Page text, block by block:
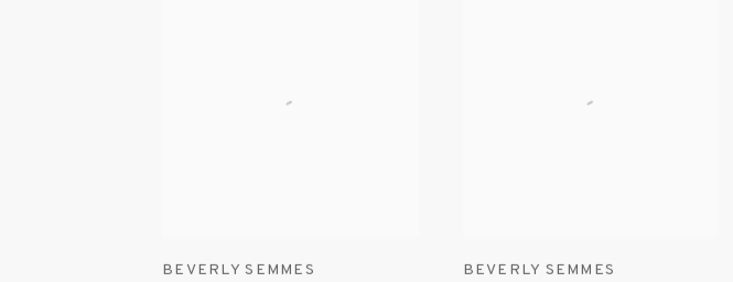
BEVERLY SEMMES BEVERLY SEMMES